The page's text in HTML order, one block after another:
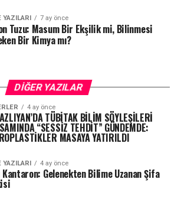
YAZILARI 7 ay önce
Tuzu: Masum Bir Ekşilik mi, Bilinmesi
Bir Kimya mı?
DIĞER YAZILAR
4 ay önce
TÜBİTAK BİLİM SÖYLEŞİLERİ
“SESSİZ TEHDİT” GÜNDEMDE:
MASAYA YATIRILDI
YAZILARI 4 ay önce
Kantaron: Gelenekten Bilime Uzanan Şifa